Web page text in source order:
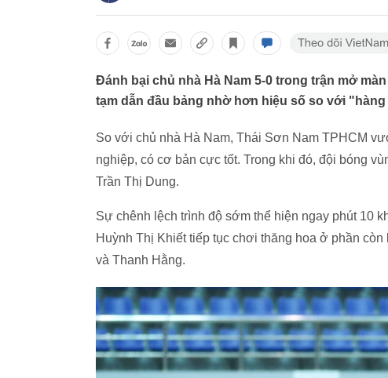
Đánh bại chủ nhà Hà Nam 5-0 trong trận mở
tạm dẫn đầu bảng nhờ hơn hiệu số so với "hàng
So với chủ nhà Hà Nam, Thái Sơn Nam TPHCM
nghiệp, có cơ bản cực tốt. Trong khi đó, đội bóng
Trần Thị Dung.
Sự chênh lệch trình độ sớm thể hiện ngay phút 10
Huỳnh Thị Khiết tiếp tục chơi thăng hoa ở phần
và Thanh Hằng.